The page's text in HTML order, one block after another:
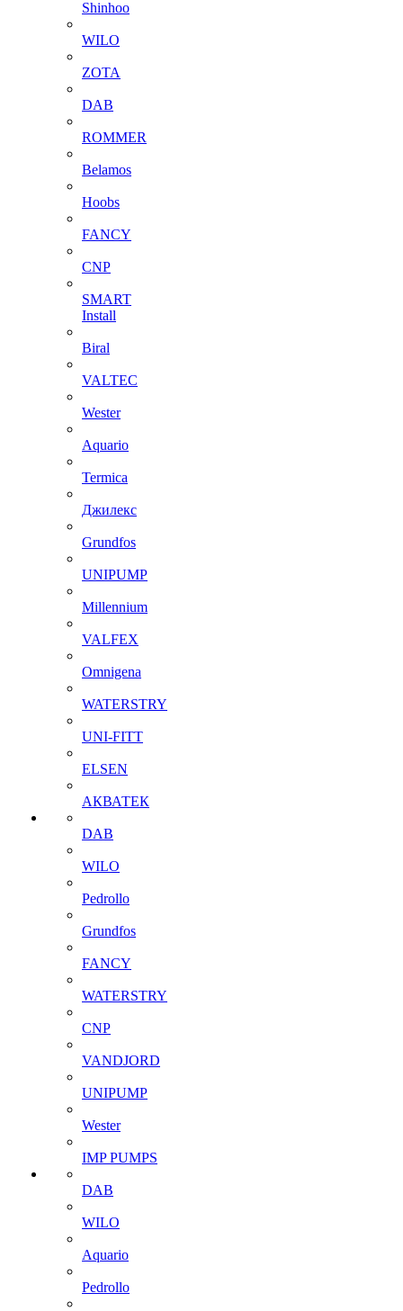
Shinhoo
WILO
ZOTA
DAB
ROMMER
Belamos
Hoobs
FANCY
CNP
SMART
Install
Biral
VALTEC
Wester
Aquario
Termica
Джилекс
Grundfos
UNIPUMP
Millennium
VALFEX
Omnigena
WATERSTRY
UNI-FITT
ELSEN
АКВАТЕК
DAB
WILO
Pedrollo
Grundfos
FANCY
WATERSTRY
CNP
VANDJORD
UNIPUMP
Wester
IMP PUMPS
DAB
WILO
Aquario
Pedrollo